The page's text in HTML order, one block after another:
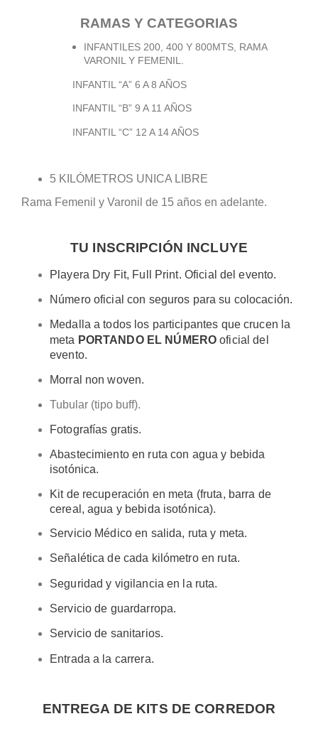
RAMAS Y CATEGORIAS
INFANTILES 200, 400 Y 800MTS, RAMA
VARONIL Y FEMENIL.
INFANTIL “A” 6 A 8 AÑOS
INFANTIL “B” 9 A 11 AÑOS
INFANTIL “C” 12 A 14 AÑOS
5 KILÓMETROS UNICA LIBRE
Rama Femenil y Varonil de 15 años en adelante.
TU INSCRIPCIÓN INCLUYE
Playera Dry Fit, Full Print. Oficial del evento.
Número oficial con seguros para su colocación.
Medalla a todos los participantes que crucen la
meta PORTANDO EL NÚMERO oficial del
evento.
Morral non woven.
Tubular (tipo buff).
Fotografías gratis.
Abastecimiento en ruta con agua y bebida
isotónica.
Kit de recuperación en meta (fruta, barra de
cereal, agua y bebida isotónica).
Servicio Médico en salida, ruta y meta.
Señalética de cada kilómetro en ruta.
Seguridad y vigilancia en la ruta.
Servicio de guardarropa.
Servicio de sanitarios.
Entrada a la carrera.
ENTREGA DE KITS DE CORREDOR